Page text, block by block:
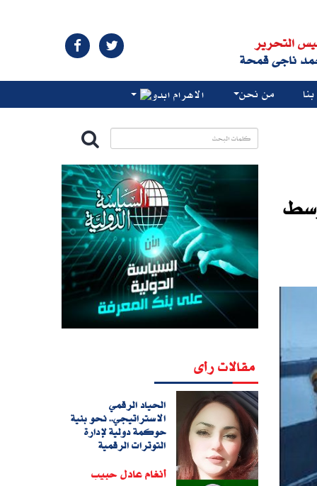
التحرير
ناجى قمحة
من نحن الاهرام ابدو
مقالات رأى
الحياد الرقمي
الاستراتيجي.. نحو بنية
حوكمة دولية لإدارة
التوترات الرقمية
أنغام عادل حبيب